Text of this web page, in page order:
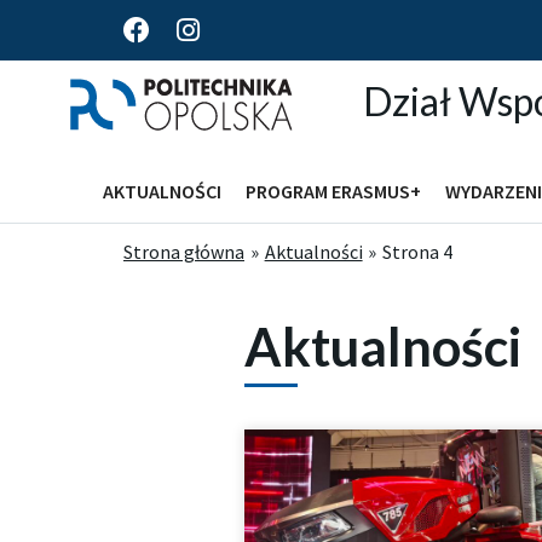
F
a
c
e
b
o
k
I
n
s
t
a
r
a
m
Dział
AKTUALNOŚCI PROGRAM ERASMUS+
Strona główna Aktualności Strona 4
Archiwum
Aktualności
S